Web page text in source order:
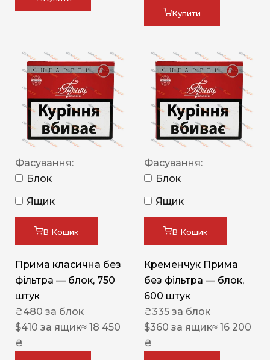
Купити
Фасування:
Блок
Ящик
В Кошик
Прима класична без
фільтра — блок, 750
штук
₴480 за блок
$410 за ящик≈ 18 450
₴
Фасування:
Блок
Ящик
В Кошик
Кременчук Прима
без фільтра — блок,
600 штук
₴335 за блок
$360 за ящик≈ 16 200
₴